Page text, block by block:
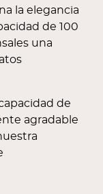
la elegancia
de 100
una
de
agradable